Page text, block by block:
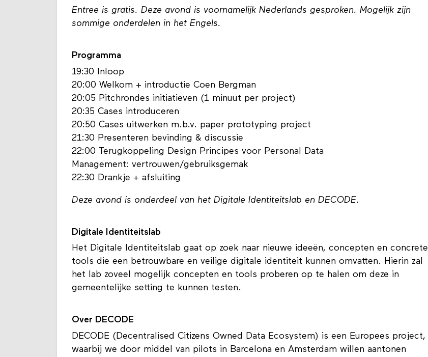
Entree is gratis. Deze avond is voornamelijk Nederlands gesproken. Mogelijk zijn
sommige onderdelen in het Engels.
Programma
19:30 Inloop
20:00 Welkom + introductie Coen Bergman
20:05 Pitchrondes initiatieven (1 minuut per project)
20:35 Cases introduceren
20:50 Cases uitwerken m.b.v. paper prototyping project
21:30 Presenteren bevinding & discussie
22:00 Terugkoppeling Design Principes voor Personal Data
Management: vertrouwen/gebruiksgemak
22:30 Drankje + afsluiting
Deze avond is onderdeel van het Digitale Identiteitslab en DECODE.
Digitale Identiteitslab
Het Digitale Identiteitslab gaat op zoek naar nieuwe ideeën, concepten en concrete
tools die een betrouwbare en veilige digitale identiteit kunnen omvatten. Hierin zal
het lab zoveel mogelijk concepten en tools proberen op te halen om deze in
gemeentelijke setting te kunnen testen.
Over DECODE
DECODE (Decentralised Citizens Owned Data Ecosystem) is een Europees project,
waarbij we door middel van pilots in Barcelona en Amsterdam willen aantonen